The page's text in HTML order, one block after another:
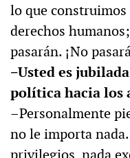
lo que construimos
derechos
pasarán. ¡No
−Usted es
política hacia los
–Personalmente
no le importa